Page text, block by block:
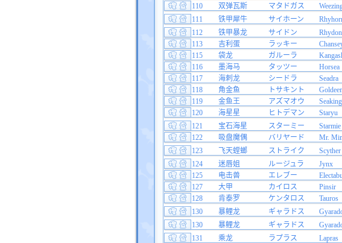
110
双弹瓦斯 マタドガス
111
铁甲犀牛 サイホーン
112
铁甲暴龙 サイドン Rhydon
113
吉利蛋 ラッキー
115
袋龙 ガルーラ
116
墨海马 タッツー Horsea
117
海刺龙 シードラ Seadra
118
角金鱼 トサキント
119
金鱼王 アズマオウ Seaking
120
海星星 ヒトデマン Staryu
121
宝石海星 スターミー Starmie
122
吸盘魔偶 バリヤード Mr.
123
飞天螳螂 ストライク Scyther
124
迷唇姐 ルージュラ Jynx
125
电击兽 エレブー
127
大甲 カイロス Pinsir
128
肯泰罗 ケンタロス Tauros
130
暴鲤龙 ギャラドス
130
暴鲤龙 ギャラドス
131
乘龙 ラプラス Lapras